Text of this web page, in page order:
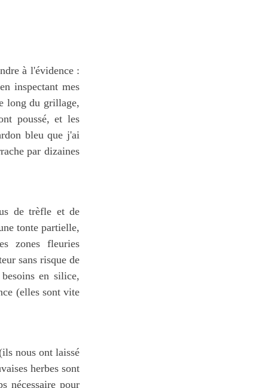
à l'évidence :
inspectant mes
long du grillage,
poussé, et les
bleu que j'ai
par dizaines
de trèfle et de
tonte partielle,
zones fleuries
sans risque de
en silice,
(elles sont vite
nous ont laissé
herbes sont
nécessaire pour